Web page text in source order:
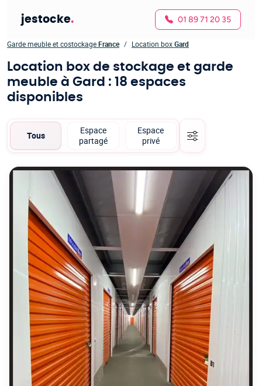
jestocke. 01 89 71 20 35
Garde meuble et costockageFrance Location boxGard
Location box de stockage et garde
meuble à Gard : 18 espaces
disponibles
Tous
Espace
partagé
Espace
privé